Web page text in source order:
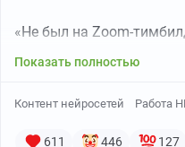
«Не был на Zoom-
Показать полностью
Контент нейросетей Работа
611 446 127